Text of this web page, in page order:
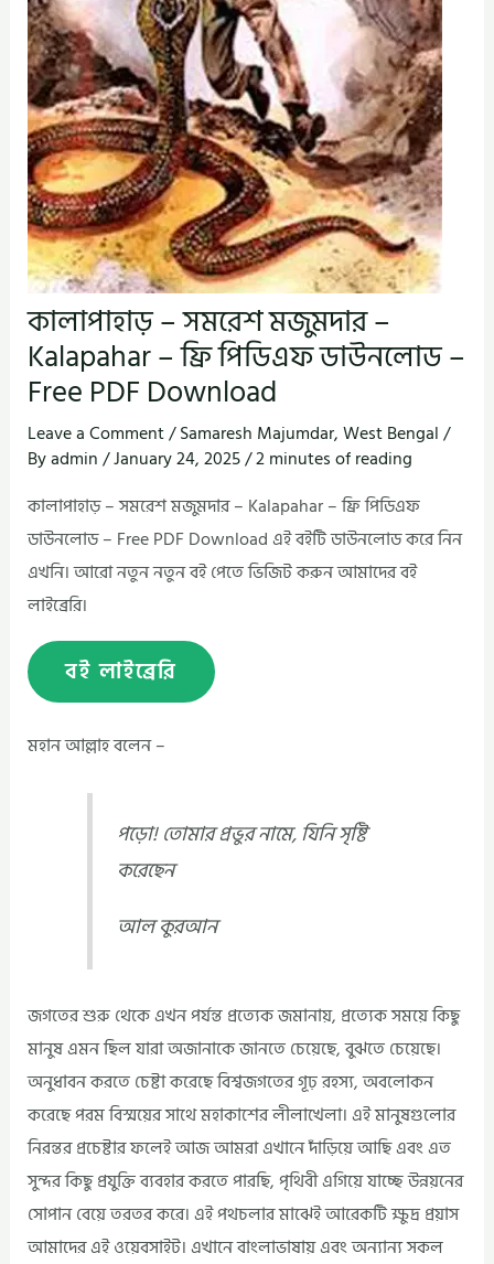
কালাপাহাড় – সমরেশ মজুমদার –
Kalapahar – ফ্রি পিডিএফ ডাউনলোড –
Free PDF Download
Leave a Comment/Samaresh Majumdar,West Bengal/
Byadmin/January 24, 2025/2 minutes of reading
কালাপাহাড় – সমরেশ মজুমদার – Kalapahar – ফ্রি পিডিএফ
ডাউনলোড – Free PDF Download এই বইটি ডাউনলোড করে নিন
এখনি। আরো নতুন নতুন বই পেতে ভিজিট করুন আমাদের বই
লাইব্রেরি।
বই লাইব্রেরি
মহান আল্লাহ বলেন –
পড়ো! তোমার প্রভুর নামে, যিনি সৃষ্টি
করেছেন
আল কুরআন
জগতের শুরু থেকে এখন পর্যন্ত প্রত্যেক জমানায়, প্রত্যেক সময়ে কিছু
মানুষ এমন ছিল যারা অজানাকে জানতে চেয়েছে, বুঝতে চেয়েছে।
অনুধাবন করতে চেষ্টা করেছে বিশ্বজগতের গূঢ় রহস্য, অবলোকন
করেছে পরম বিস্ময়ের সাথে মহাকাশের লীলাখেলা। এই মানুষগুলোর
নিরন্তর প্রচেষ্টার ফলেই আজ আমরা এখানে দাঁড়িয়ে আছি এবং এত
সুন্দর কিছু প্রযুক্তি ব্যবহার করতে পারছি, পৃথিবী এগিয়ে যাচ্ছে উন্নয়নের
সোপান বেয়ে তরতর করে। এই পথচলার মাঝেই আরেকটি ক্ষুদ্র প্রয়াস
আমাদের এই ওয়েবসাইট। এখানে বাংলাভাষায় এবং অন্যান্য সকল